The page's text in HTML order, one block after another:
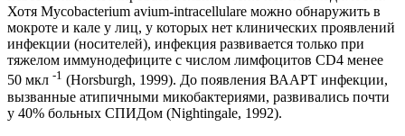
Хотя Mycobacterium avium-intracellulare можно обнаружить в
мокроте и кале у лиц, у которых нет клинических проявлений
инфекции (носителей), инфекция развивается только при
тяжелом иммунодефиците с числом лимфоцитов CD4 менее
50 мкл -1 (Horsburgh, 1999). До появления ВААРТ инфекции,
вызванные атипичными микобактериями, развивались почти
у 40% больных СПИДом (Nightingale, 1992).